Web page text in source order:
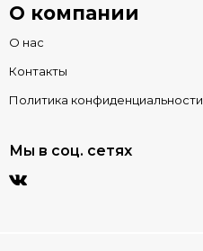
О компании
О нас
Контакты
Политика конфиденциальности
Мы в соц. сетях